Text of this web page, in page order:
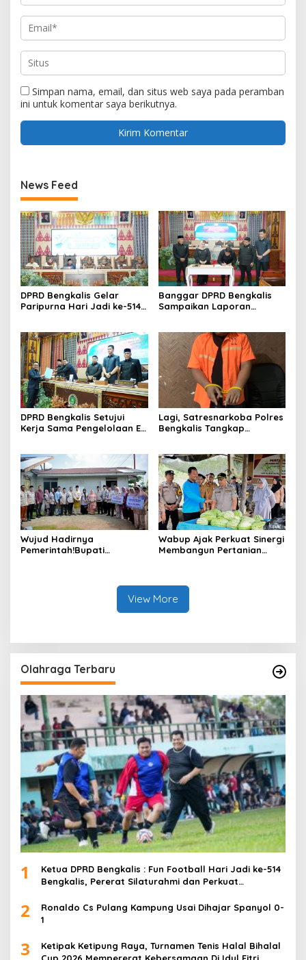
Simpan nama, email, dan situs web saya pada peramban
ini untuk komentar saya berikutnya.
News Feed
DPRD Bengkalis Gelar
Paripurna Hari Jadi ke-514
Negeri Junjungan.
Banggar DPRD Bengkalis
Sampaikan Laporan
Pelaksanaan APBD Tahun
Anggaran 2025
DPRD Bengkalis Setujui
Kerja Sama Pengelolaan E-
Lagi, Satresnarkoba Polres
Bengkalis Tangkap
Wujud Hadirnya
Pemerintah!Bupati
Wabup Ajak Perkuat Sinergi
Membangun Pertanian
View More
Olahraga Terbaru
1
Ketua DPRD Bengkalis : Fun Football Hari Jadi ke-514
Bengkalis, Pererat Silaturahmi dan Perkuat
2
Ronaldo Cs Pulang Kampung Usai Dihajar Spanyol 0-
1
3
Ketipak Ketipung Raya, Turnamen Tenis Halal Bihalal